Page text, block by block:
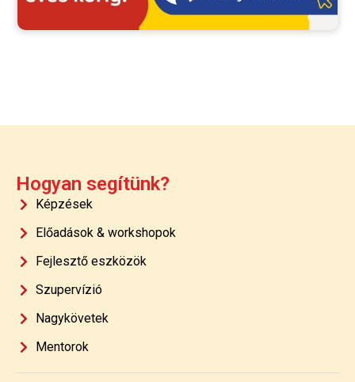
Hogyan segítünk?
Képzések
Előadások & workshopok
Fejlesztő eszközök
Szupervízió
Nagykövetek
Mentorok